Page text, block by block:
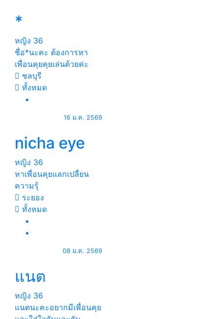
*
หญิง 36
ชื่อ*นะคะ ต้องการหา
เพื่อนคุยคุยเล่นด้วยค่ะ
ชลบุรี
ทั้งหมด
16 ม.ค. 2569
nicha eye
หญิง 36
หาเพื่อนคุยแลกเปลื่ยน
ความรุ้
ระยอง
ทั้งหมด
08 ม.ค. 2569
แนต
หญิง 36
แนตนะคะอยากมีเพื่อนคุย